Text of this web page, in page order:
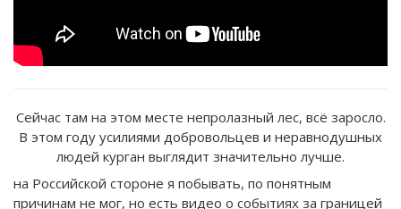
Сейчас там на этом месте непролазный лес, всё заросло.
В этом году усилиями добровольцев и неравнодушных
людей курган выглядит значительно лучше.
на Российской стороне я побывать, по понятным
причинам не мог, но есть видео о событиях за границей